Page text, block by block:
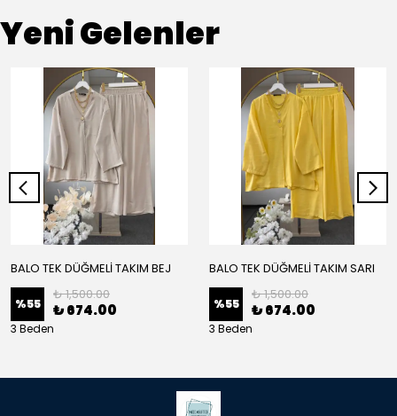
Yeni Gelenler
BALO TEK DÜĞMELİ TAKIM BEJ
%55
₺ 1,500.00
₺ 674.00
3 Beden
BALO TEK DÜĞMELİ TAKIM SARI
%55
₺ 1,500.00
₺ 674.00
3 Beden